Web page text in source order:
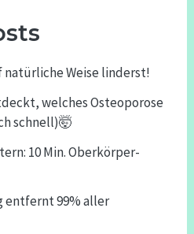
natürliche Weise linderst!
welches Osteoporose
schnell)🤯
10 Min. Oberkörper-
entfernt 99% aller